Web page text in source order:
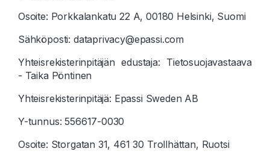
Osoite: Porkkalankatu 22 A, 00180 Helsinki, Suomi
Sähköposti: dataprivacy@epassi.com
Yhteisrekisterinpitäjän edustaja: Tietosuojavastaava
- Taika Pöntinen
Yhteisrekisterinpitäjä: Epassi Sweden AB
Y-tunnus: 556617-0030
Osoite: Storgatan 31, 461 30 Trollhättan, Ruotsi